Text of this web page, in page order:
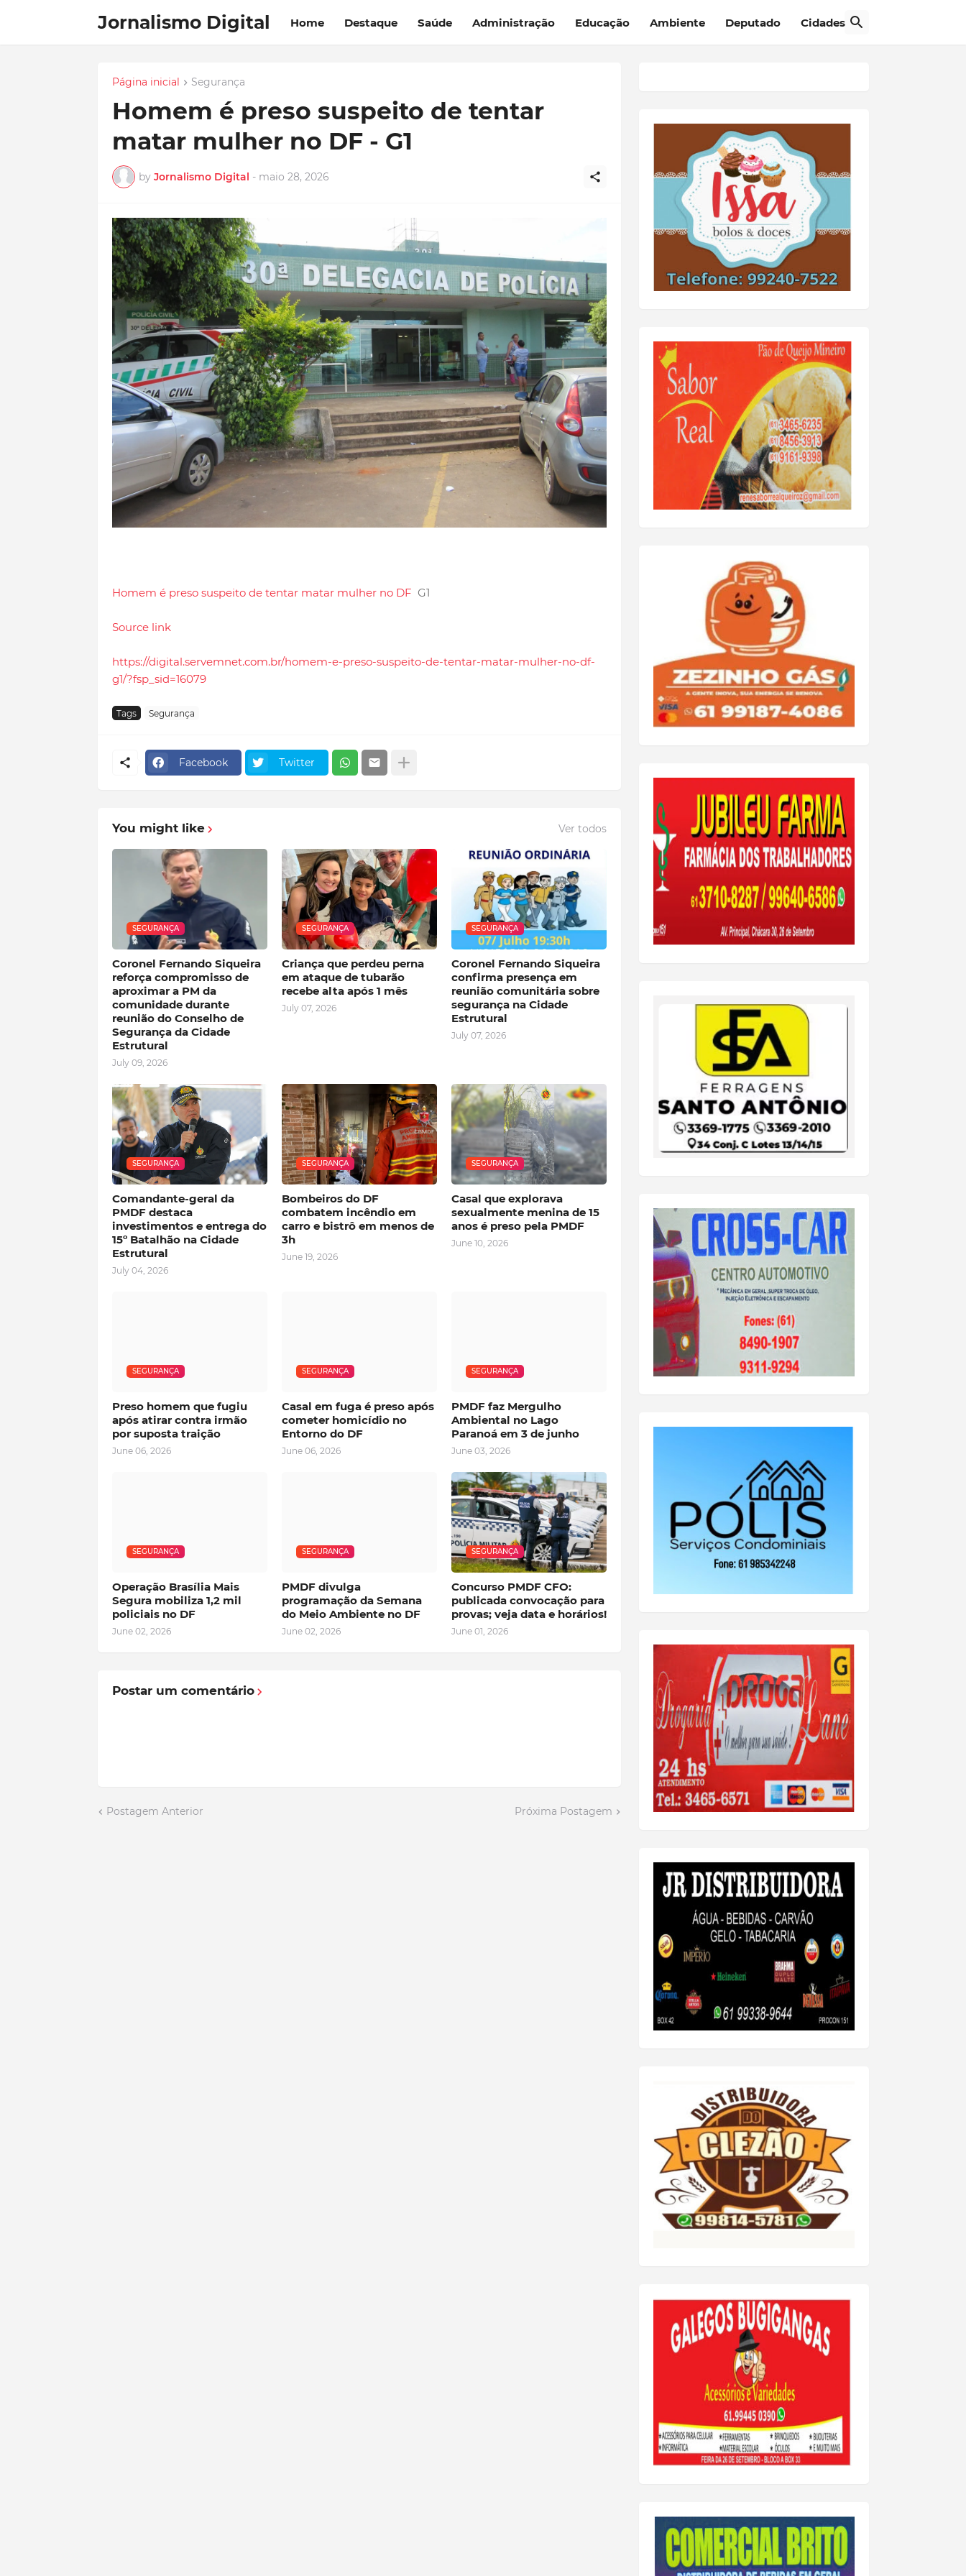
Jornalismo Digital Home Destaque Saúde Administração Educação Ambiente Deputado Cidades
Página inicial Segurança
Homem é preso suspeito de tentar
matar mulher no DF - G1
by Jornalismo Digital - maio 28, 2026
Homem é preso suspeito de tentar matar mulher no DF G1
Source link
https://digital.servemnet.com.br/homem-e-preso-suspeito-de-tentar-matar-mulher-no-df-
g1/?fsp_sid=16079
Tags Segurança
Facebook Twitter
You might like Ver todos
SEGURANÇA
Coronel Fernando Siqueira
reforça compromisso de
aproximar a PM da
comunidade durante
reunião do Conselho de
Segurança da Cidade
Estrutural
July 09, 2026
SEGURANÇA
Criança que perdeu perna
em ataque de tubarão
recebe alta após 1 mês
July 07, 2026
SEGURANÇA
Coronel Fernando Siqueira
confirma presença em
reunião comunitária sobre
segurança na Cidade
Estrutural
July 07, 2026
SEGURANÇA
Comandante-geral da
PMDF destaca
investimentos e entrega do
15º Batalhão na Cidade
Estrutural
July 04, 2026
SEGURANÇA
Bombeiros do DF
combatem incêndio em
carro e bistrô em menos de
3h
June 19, 2026
SEGURANÇA
Casal que explorava
sexualmente menina de 15
anos é preso pela PMDF
June 10, 2026
SEGURANÇA
Preso homem que fugiu
após atirar contra irmão
por suposta traição
June 06, 2026
SEGURANÇA
Casal em fuga é preso após
cometer homicídio no
Entorno do DF
June 06, 2026
SEGURANÇA
PMDF faz Mergulho
Ambiental no Lago
Paranoá em 3 de junho
June 03, 2026
SEGURANÇA
Operação Brasília Mais
Segura mobiliza 1,2 mil
policiais no DF
June 02, 2026
SEGURANÇA
PMDF divulga
programação da Semana
do Meio Ambiente no DF
June 02, 2026
SEGURANÇA
Concurso PMDF CFO:
publicada convocação para
provas; veja data e horários!
June 01, 2026
Postar um comentário
Postagem Anterior Próxima Postagem